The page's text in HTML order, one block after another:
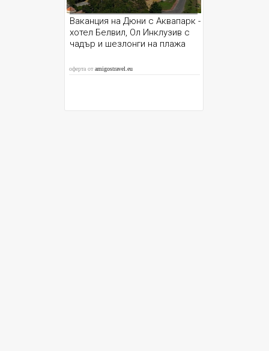
Ваканция на Дюни с Аквапарк -
хотел Белвил, Ол Инклузив с
чадър и шезлонги на плажа
оферта отamigostravel.eu